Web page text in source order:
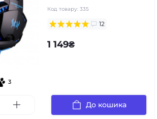
3
Код товару: 335
12
1 149₴
До кошика